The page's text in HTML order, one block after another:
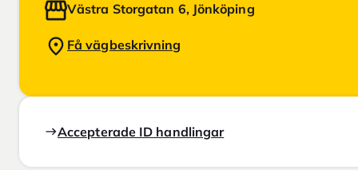
Västra Storgatan 6, Jönköping
Få vägbeskrivning
Accepterade ID handlingar